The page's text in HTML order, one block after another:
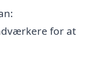
for at